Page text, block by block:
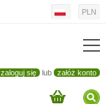
zaloguj się lub załóż konto
PLN